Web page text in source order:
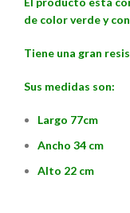
de color verde y
Tiene una gran
Sus medidas son:
Largo 77cm
Ancho 34 cm
Alto 22 cm